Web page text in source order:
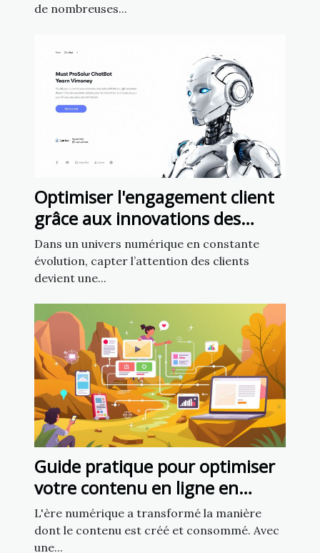
de nombreuses...
Optimiser l'engagement client
grâce aux innovations des
chatbots en marketing
Dans un univers numérique en constante
évolution, capter l’attention des clients
devient une...
Guide pratique pour optimiser
votre contenu en ligne en
utilisant l'intelligence artificielle
L'ère numérique a transformé la manière
dont le contenu est créé et consommé. Avec
une...